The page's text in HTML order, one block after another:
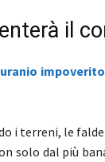
il
uranio impoverito
terreni, le falde
solo dal più